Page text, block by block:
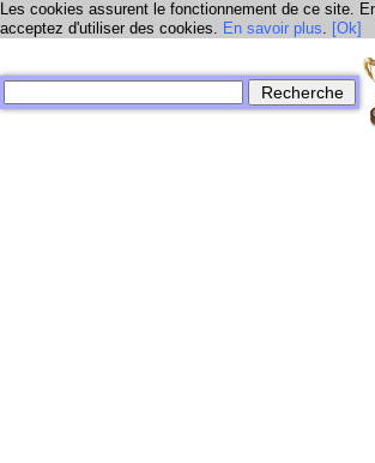
Les cookies assurent le fonctionnement de ce site.
acceptez d'utiliser des cookies. En savoir plus. [Ok]